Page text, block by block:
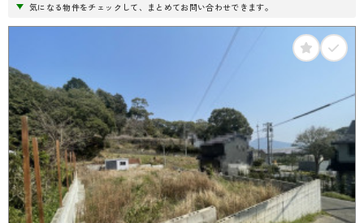
気になる物件をチェックして、まとめてお問い合わせできます。